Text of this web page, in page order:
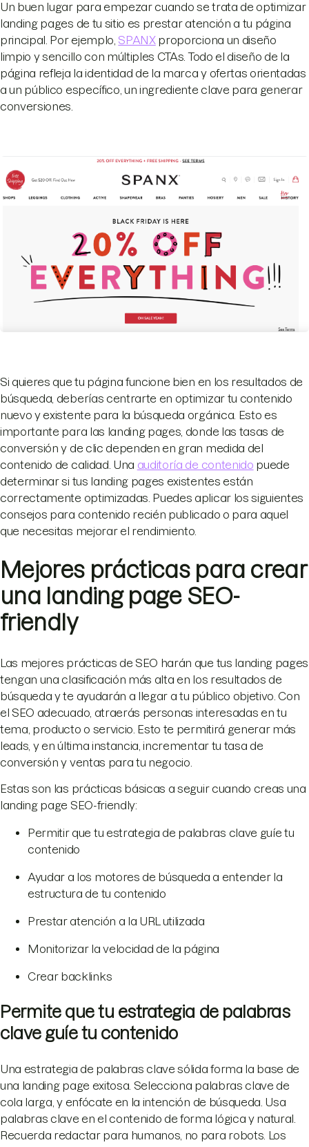
Un buen lugar para empezar cuando se trata de optimizar
landing pages de tu sitio es prestar atención a tu página
principal. Por ejemplo, SPANXproporciona un diseño
limpio y sencillo con múltiples CTAs. Todo el diseño de la
página refleja la identidad de la marca y ofertas orientadas
a un público específico, un ingrediente clave para generar
conversiones.
Si quieres que tu página funcione bien en los resultados de
búsqueda, deberías centrarte en optimizar tu contenido
nuevo y existente para la búsqueda orgánica. Esto es
importante para las landing pages, donde las tasas de
conversión y de clic dependen en gran medida del
contenido de calidad. Una auditoría de contenido puede
determinar si tus landing pages existentes están
correctamente optimizadas. Puedes aplicar los siguientes
consejos para contenido recién publicado o para aquel
que necesitas mejorar el rendimiento.
Mejores prácticas para crear
una landing page SEO-
friendly
Las mejores prácticas de SEO harán que tus landing pages
tengan una clasificación más alta en los resultados de
búsqueda y te ayudarán a llegar a tu público objetivo. Con
el SEO adecuado, atraerás personas interesadas en tu
tema, producto o servicio. Esto te permitirá generar más
leads, y en última instancia, incrementar tu tasa de
conversión y ventas para tu negocio.
Estas son las prácticas básicas a seguir cuando creas una
landing page SEO-friendly:
Permitir que tu estrategia de palabras clave guíe tu
contenido
Ayudar a los motores de búsqueda a entender la
estructura de tu contenido
Prestar atención a la URL utilizada
Monitorizar la velocidad de la página
Crear backlinks
Permite que tu estrategia de palabras
clave guíe tu contenido
Una estrategia de palabras clave sólida forma la base de
una landing page exitosa. Selecciona palabras clave de
cola larga, y enfócate en la intención de búsqueda. Usa
palabras clave en el contenido de forma lógica y natural.
Recuerda redactar para humanos, no para robots. Los